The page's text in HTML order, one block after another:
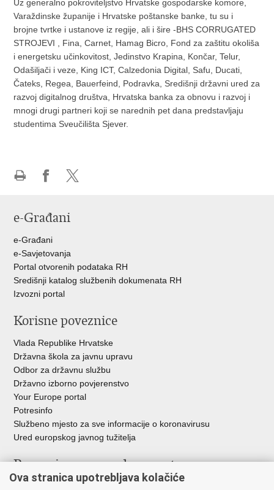
Uz generalno pokroviteljstvo Hrvatske gospodarske komore,
Varaždinske županije i Hrvatske poštanske banke, tu su i
brojne tvrtke i ustanove iz regije, ali i šire -BHS CORRUGATED
STROJEVI , Fina, Carnet, Hamag Bicro, Fond za zaštitu okoliša
i energetsku učinkovitost, Jedinstvo Krapina, Končar, Telur,
Odašiljači i veze, King ICT, Calzedonia Digital, Safu, Ducati,
Čateks, Regea, Bauerfeind, Podravka, Središnji državni ured za
razvoj digitalnog društva, Hrvatska banka za obnovu i razvoj i
mnogi drugi partneri koji se narednih pet dana predstavljaju
studentima Sveučilišta Sjever.
FacebookuTwitteru
e-Građani
e-Građani
e-Savjetovanja
Portal otvorenih podataka RH
Središnji katalog službenih dokumenata RH
Izvozni portal
Korisne poveznice
Vlada Republike Hrvatske
Državna škola za javnu upravu
Odbor za državnu službu
Državno izborno povjerenstvo
Your Europe portal
Potresinfo
Službeno mjesto za sve informacije o koronavirusu
Ured europskog javnog tužitelja
Poveznice pravosudnog sustava
Ova stranica upotrebljava kolačiće